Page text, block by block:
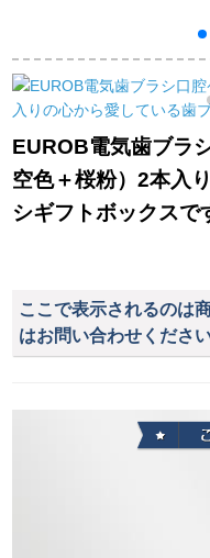
マート電気歯ブラシ
女性成人軟毛ブラシ
ヘッド歯ブラシ殺菌
ケース全身防水黒D
8-顔値消毒タイプ
人用
ヤモ
ド標
EUROB電気歯ブラ
空色＋桜粉）2本入
シギフトボックスで
ここで表示されるのは
はお問い合わせください